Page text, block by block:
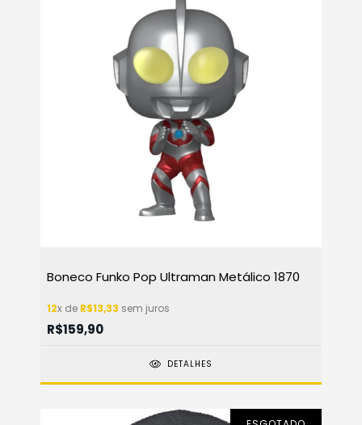
Boneco Funko Pop Ultraman Metálico 1870
12x de R$13,33 sem juros
R$159,90
DETALHES